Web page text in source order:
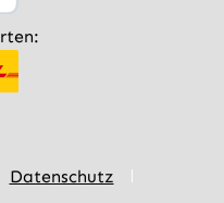
Datenschutz